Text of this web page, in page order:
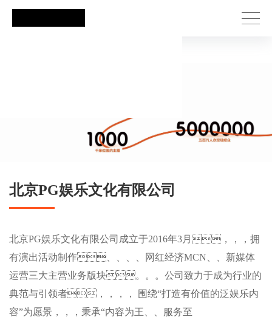
PG娱乐
北京PG娱乐文化有限公司
北京PG娱乐文化有限公司成立于2016年3月，，，拥
有演出活动制作、、、、网红经济MCN、、新媒体
运营三大主营业务版块。。。公司致力于成为行业的
典范与引领者，，，， 围绕“打造有价值的泛娱乐内
容”为愿景，，，秉承“内容为王、、服务至